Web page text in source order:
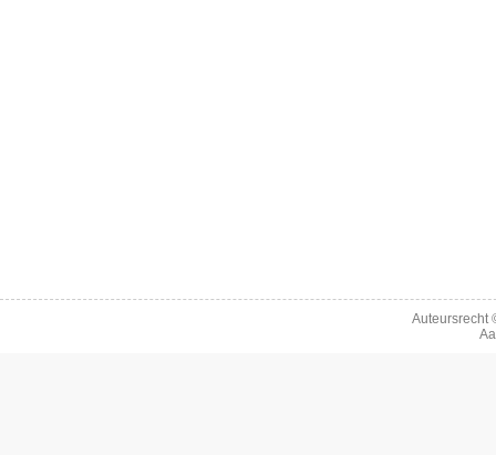
Auteursrecht